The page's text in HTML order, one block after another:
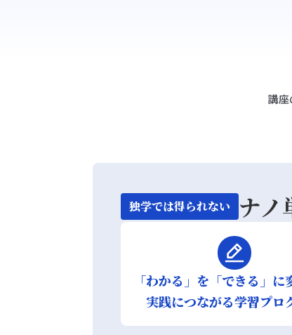
講
独学では得られない ナノ
「わかる」を「できる」に
実践につながる学習プロ